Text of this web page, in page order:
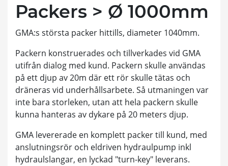
Packers > Ø 1000mm
GMA:s största packer hittills, diameter 1040mm.
Packern konstruerades och tillverkades vid GMA
utifrån dialog med kund. Packern skulle användas
på ett djup av 20m där ett rör skulle tätas och
dräneras vid underhållsarbete. Så utmaningen var
inte bara storleken, utan att hela packern skulle
kunna hanteras av dykare på 20 meters djup.
GMA levererade en komplett packer till kund, med
anslutningsrör och eldriven hydraulpump inkl
hydraulslangar, en lyckad "turn-key" leverans.